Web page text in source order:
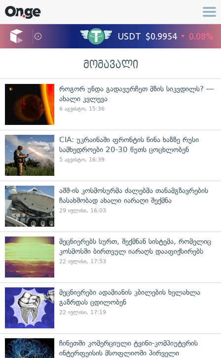
მომავალი
როგორ უნდა გადავურჩეთ მზის სიკვდილს? —
ახალი კვლევა
6 აგვისტო, 15:36
CIA: უკრაინაში ფრონტის წინა ხაზზე რუსი
სამხედროები 20-30 წუთს ცოცხლობენ
5 აგვისტო, 16:39
აშშ-ის კოსმოსურმა ძალებმა თანამგზავრების
ჩასახშობად ახალი იარაღი შექმნა
29 ივლისი, 16:03
მეცნიერებს სურთ, შექმნან სისტემა, რომელიც
კოსმოსში ბირთვულ იარაღს დააფიქსირებს
22 ივლისი, 17:53
მეცნიერები ადამიანის კბილების ხელახლა
გაზრდას ცდილობენ
22 ივლისი, 17:19
ჩინეთში კომერციული ტვინი-კომპიუტერის
ინტერფეისის მსოფლიოში პირველი